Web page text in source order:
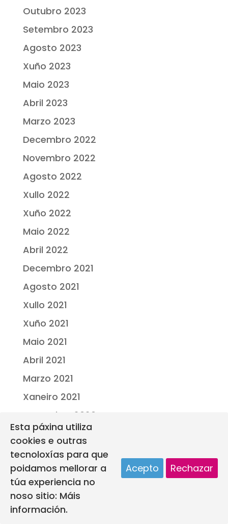
Outubro 2023
Setembro 2023
Agosto 2023
Xuño 2023
Maio 2023
Abril 2023
Marzo 2023
Decembro 2022
Novembro 2022
Agosto 2022
Xullo 2022
Xuño 2022
Maio 2022
Abril 2022
Decembro 2021
Agosto 2021
Xullo 2021
Xuño 2021
Maio 2021
Abril 2021
Marzo 2021
Xaneiro 2021
Decembro 2020
Novembro 2020
Setembro 2020
Agosto 2020
Xullo 2020
Marzo 2020
Esta páxina utiliza
cookies e outras
tecnoloxías para que
poidamos mellorar a
túa experiencia no
noso sitio: Máis
información.
Acepto Rechazar